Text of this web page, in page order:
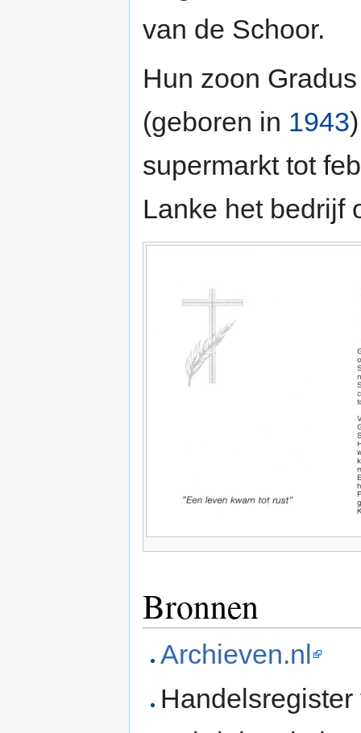
van de Schoor.
Hun zoon
(geboren in 1943
supermarkt tot
Lanke het bedrijf
Bronnen
Archieven.nl